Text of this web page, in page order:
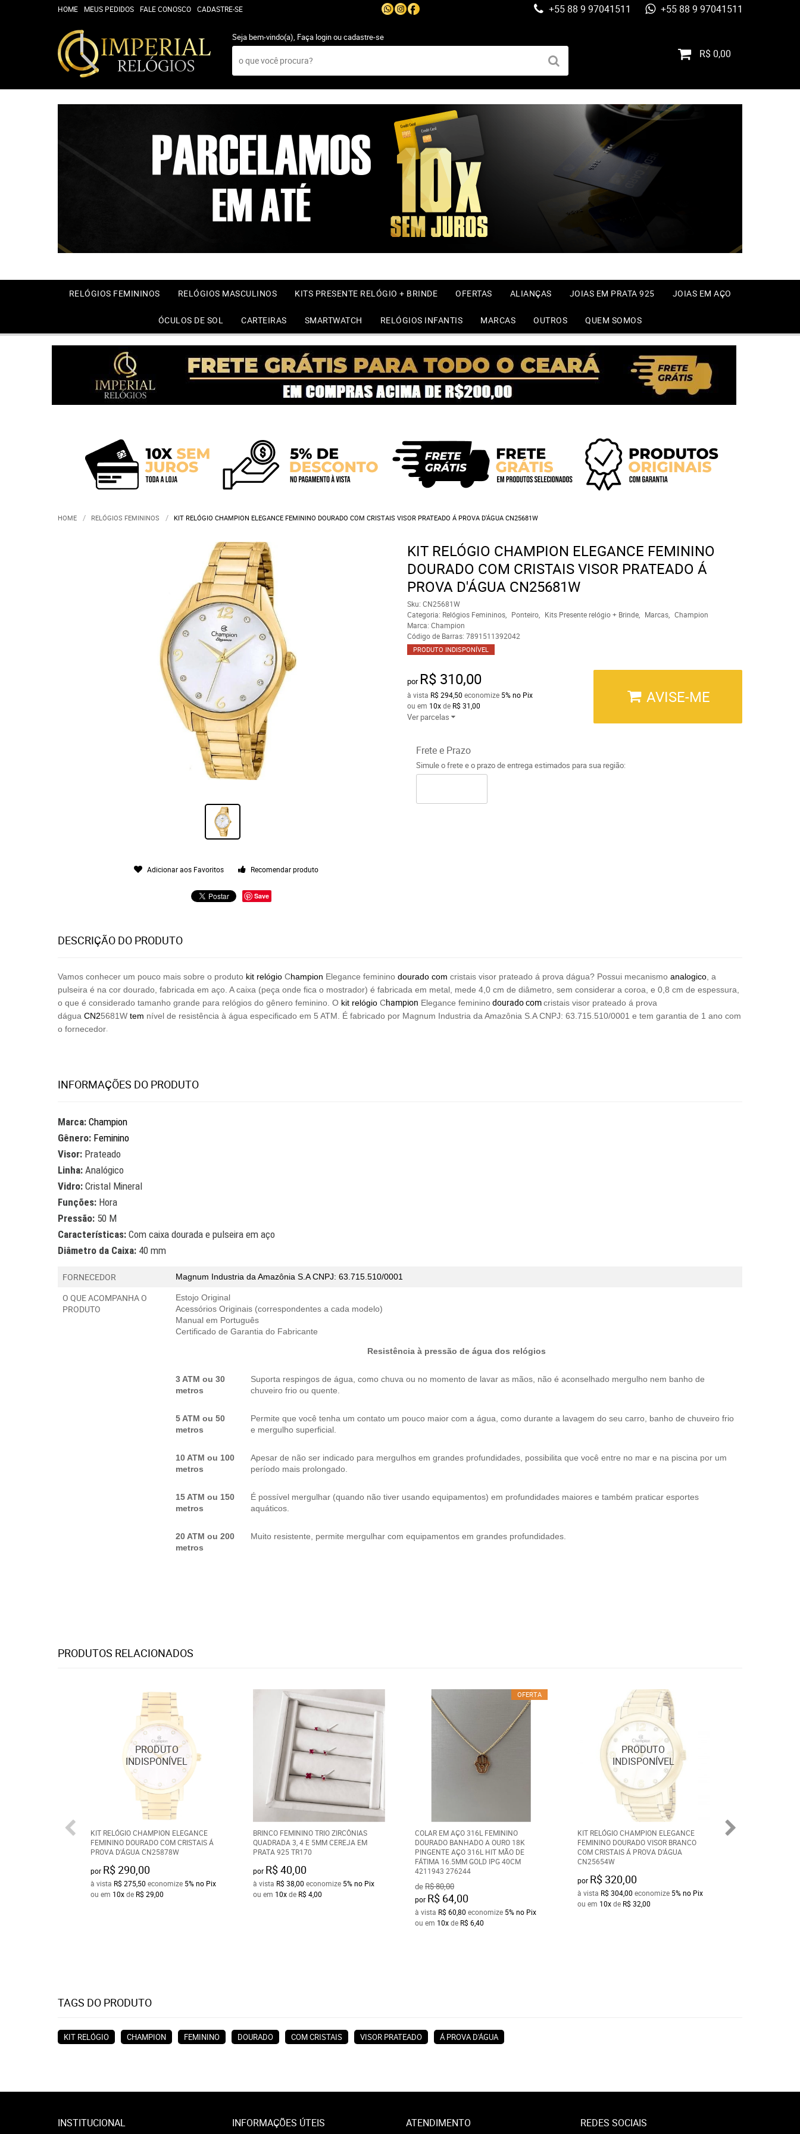
HOME MEUS PEDIDOS FALE CONOSCO CADASTRE-SE +55 88 9 97041511 +55 88 9 97041511
Seja bem-vindo(a), Faça loginoucadastre-se
R$ 0,00
RELÓGIOS FEMININOS RELÓGIOS MASCULINOS KITS PRESENTE RELÓGIO + BRINDE OFERTAS ALIANÇAS JOIAS EM PRATA 925 JOIAS EM AÇO
ÓCULOS DE SOL CARTEIRAS SMARTWATCH RELÓGIOS INFANTIS MARCAS OUTROS QUEM SOMOS
HOME RELÓGIOS FEMININOS KIT RELÓGIO CHAMPION ELEGANCE FEMININO DOURADO COM CRISTAIS VISOR PRATEADO Á PROVA D'ÁGUA CN25681W
Adicionar aos Favoritos Recomendar produto
Save
KIT RELÓGIO CHAMPION ELEGANCE FEMININO
DOURADO COM CRISTAIS VISOR PRATEADO Á
PROVA D'ÁGUA CN25681W
Sku: CN25681W
Categoria: Relógios Femininos Ponteiro Kits Presente relógio + Brinde Marcas
Champion
Marca: Champion
Código de Barras: 7891511392042
PRODUTO INDISPONÍVEL
por R$ 310,00
à vista R$ 294,50 economize 5% no Pix
ou em 10xde R$ 31,00
Ver parcelas
AVISE-ME
Frete e Prazo
Simule o frete e o prazo de entrega estimados para sua região:
DESCRIÇÃO DO PRODUTO
Vamos conhecer um pouco mais sobre o produto kit relógio Champion Elegance feminino dourado com cristais visor prateado á prova dágua? Possui mecanismo analogico , a
pulseira é na cor dourado, fabricada em aço. A caixa (peça onde fica o mostrador) é fabricada em metal, mede 4,0 cm de diâmetro, sem considerar a coroa, e 0,8 cm de espessura,
o que é considerado tamanho grande para relógios do gênero feminino. O kit relógio Champion Elegance femininodourado comcristais visor prateado á prova
dágua CN25681W tem nível de resistência à água especificado em 5 ATM. É fabricado por Magnum Industria da Amazônia S.A CNPJ: 63.715.510/0001 e tem garantia de 1 ano com
o fornecedor.
INFORMAÇÕES DO PRODUTO
Marca: Champion
Gênero: Feminino
Visor: Prateado
Linha: Analógico
Vidro: Cristal Mineral
Funções: Hora
Pressão: 50 M
Características: Com caixa dourada e pulseira em aço
Diâmetro da Caixa: 40 mm
FORNECEDOR Magnum Industria da Amazônia S.A CNPJ: 63.715.510/0001
O QUE ACOMPANHA O
PRODUTO
Estojo Original
Acessórios Originais (correspondentes a cada modelo)
Manual em Português
Certificado de Garantia do Fabricante
Resistência à pressão de água dos relógios
3 ATM ou 30
metros
Suporta respingos de água, como chuva ou no momento de lavar as mãos, não é aconselhado mergulho nem banho de
chuveiro frio ou quente.
5 ATM ou 50
metros
Permite que você tenha um contato um pouco maior com a água, como durante a lavagem do seu carro, banho de chuveiro frio
e mergulho superficial.
10 ATM ou 100
metros
Apesar de não ser indicado para mergulhos em grandes profundidades, possibilita que você entre no mar e na piscina por um
período mais prolongado.
15 ATM ou 150
metros
É possível mergulhar (quando não tiver usando equipamentos) em profundidades maiores e também praticar esportes
aquáticos.
20 ATM ou 200
metros
Muito resistente, permite mergulhar com equipamentos em grandes profundidades.
PRODUTOS RELACIONADOS
KIT RELÓGIO CHAMPION ELEGANCE
FEMININO DOURADO COM CRISTAIS Á
PROVA D'ÁGUA CN25878W
por R$ 290,00
à vista R$ 275,50 economize 5%no Pix
ou em 10xde R$ 29,00
BRINCO FEMININO TRIO ZIRCÔNIAS
QUADRADA 3, 4 E 5MM CEREJA EM
PRATA 925 TR170
por R$ 40,00
à vista R$ 38,00 economize 5% no Pix
ou em 10xde R$ 4,00
OFERTA
COLAR EM AÇO 316L FEMININO
DOURADO BANHADO A OURO 18K
PINGENTE AÇO 316L HIT MÃO DE
FÁTIMA 16.5MM GOLD IPG 40CM
4211943 276244
deR$ 80,00
por R$ 64,00
à vista R$ 60,80 economize 5%no Pix
ou em 10xde R$ 6,40
KIT RELÓGIO CHAMPION ELEGANCE
FEMININO DOURADO VISOR BRANCO
COM CRISTAIS Á PROVA D'ÁGUA
CN25654W
por R$ 320,00
à vista R$ 304,00 economize 5% no Pix
ou em 10xde R$ 32,00
TAGS DO PRODUTO
KIT RELÓGIO CHAMPION FEMININO DOURADO COM CRISTAIS VISOR PRATEADO Á PROVA D'ÁGUA
INSTITUCIONAL INFORMAÇÕES ÚTEIS ATENDIMENTO REDES SOCIAIS